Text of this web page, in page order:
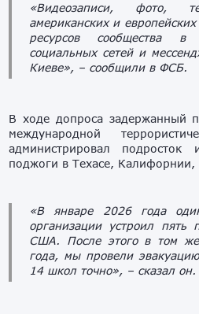
«Видеозаписи, фото,
американских и
ресурсов сообщества в
социальных сетей и
Киеве», – сообщили в ФСБ.
В ходе допроса задержанный
международной
администрировал подросток
поджоги в Техасе,
«В январе 2026 года
организации устроил пять
США. После этого в том
года, мы провели
14 школ точно», – сказал он.